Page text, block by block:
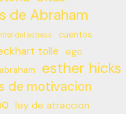
de Abraham
del estress cuentos
tolle ego
esther hicks
de motivacion
ley de atraccion